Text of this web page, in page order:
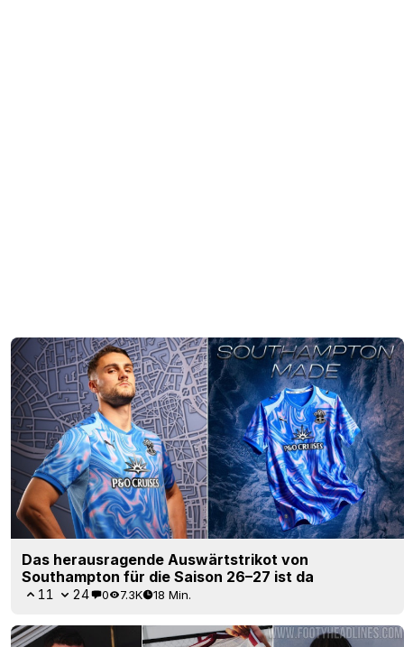
Das herausragende Auswärtstrikot von
Southampton für die Saison 26–27 ist da
11 24 0 7.3K 18 Min.